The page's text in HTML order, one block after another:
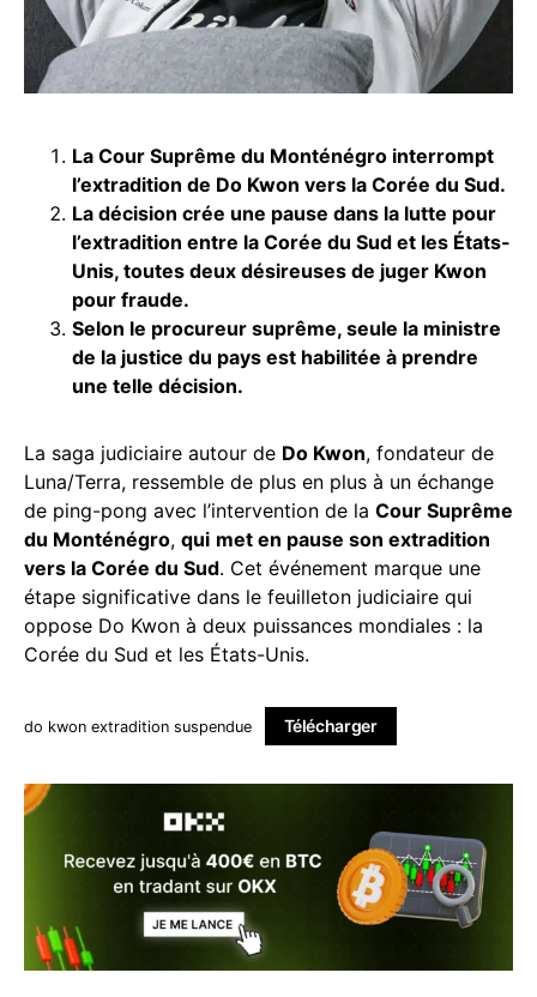
La Cour Suprême du Monténégro interrompt
l’extradition de Do Kwon vers la Corée du Sud.
La décision crée une pause dans la lutte pour
l’extradition entre la Corée du Sud et les États-
Unis, toutes deux désireuses de juger Kwon
pour fraude.
Selon le procureur suprême, seule la ministre
de la justice du pays est habilitée à prendre
une telle décision.
La saga judiciaire autour de Do Kwon, fondateur de
Luna/Terra, ressemble de plus en plus à un échange
de ping-pong avec l’intervention de la Cour Suprême
du Monténégro, qui met en pause son extradition
vers la Corée du Sud. Cet événement marque une
étape significative dans le feuilleton judiciaire qui
oppose Do Kwon à deux puissances mondiales : la
Corée du Sud et les États-Unis.
do kwon extradition suspendue Télécharger